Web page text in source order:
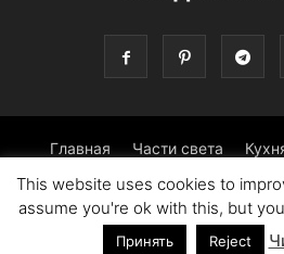
Главная Части света
Фотопрогулка
© Copyright 2016-2026 -
This website uses cookies to
assume you're ok with this, but
Принять Reject